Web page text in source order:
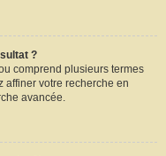
?
comprend plusieurs termes
affiner votre recherche en
avancée.